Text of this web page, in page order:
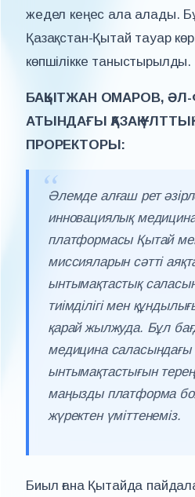
жедел кеңес ала алады.
Қазақстан-Қытай тауар
көпшілікке таныстырылды.
БАҚЫТЖАН ОМАРОВ,
АТЫНДАҒЫ ҚАЗАҚ
ПРОРЕКТОРЫ:
Әлемде алғаш рет
инновациялық
платформасы Қытай
миссияларын сәтті
ынтымақтастық
тиімділігі мен
қарай жылжуда. Бұл
медицина саласындағы
ынтымақтастығын
маңызды платформа
жүректен үміттенеміз.
Биыл ғана Қытайда